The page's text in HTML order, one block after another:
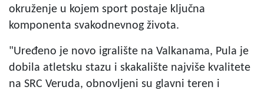
okruženje u kojem sport postaje ključna
komponenta svakodnevnog života.
"Uređeno je novo igralište na Valkanama, Pula je
dobila atletsku stazu i skakalište najviše kvalitete
na SRC Veruda, obnovljeni su glavni teren i